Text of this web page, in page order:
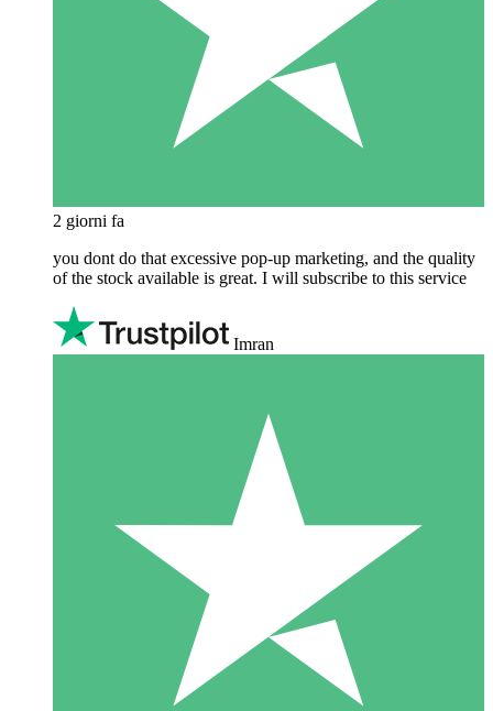
2 giorni fa
you dont do that excessive pop-up marketing, and the quality
of the stock available is great. I will subscribe to this service
Imran